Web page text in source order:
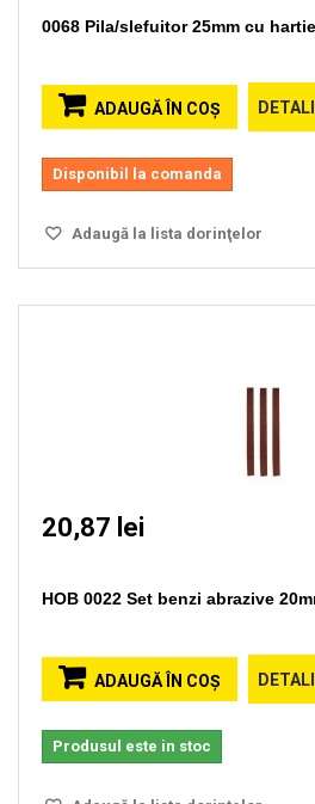
0068 Pila/slefuitor 25mm cu
ADAUGĂ ÎN COŞ DETALII
Disponibil la comanda
Adaugă la lista dorinţelor
20,87 lei
HOB 0022 Set benzi abrazive
ADAUGĂ ÎN COŞ DETALII
Produsul este in stoc